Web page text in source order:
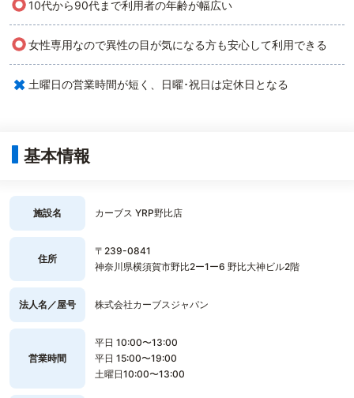
○10代から90代まで利用者の年齢が幅広い
○女性専用なので異性の目が気になる方も安心して利用できる
× 土曜日の営業時間が短く、日曜･祝日は定休日となる
基本情報
施設名 カーブス YRP野比店
住所
〒239-0841
神奈川県横須賀市野比2ー1ー6 野比大神ビル2階
法人名／屋号 株式会社カーブスジャパン
営業時間
平日 10:00〜13:00
平日 15:00〜19:00
土曜日10:00〜13:00